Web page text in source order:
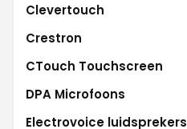
Clevertouch
Crestron
CTouch Touchscreen
DPA Microfoons
Electrovoice luidsprekers